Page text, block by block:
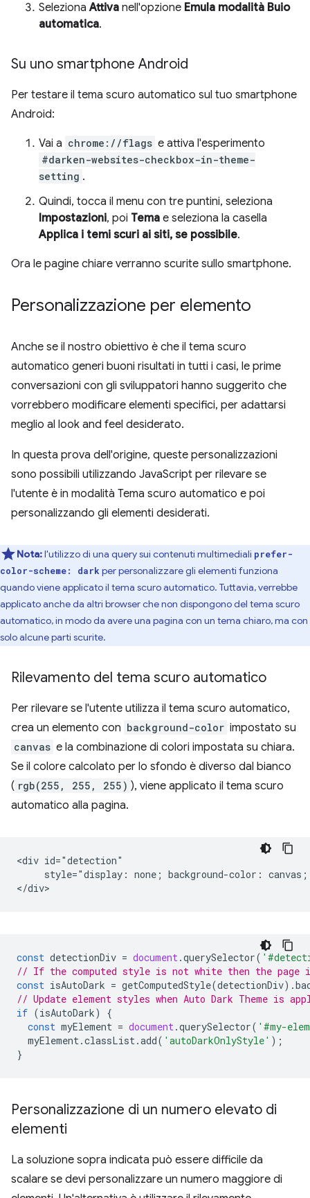
SelezionaAttiva nell'opzione Emula modalità Buio
automatica.
Su uno smartphone Android
Per testare il tema scuro automatico sul tuo smartphone
Android:
Vai a chrome://flags e attiva l'esperimento
#darken-websites-checkbox-in-theme-
setting .
Quindi, tocca il menu con tre puntini, seleziona
Impostazioni, poi Tema e seleziona la casella
Applica i temi scuri ai siti, se possibile.
Ora le pagine chiare verranno scurite sullo smartphone.
Personalizzazione per elemento
Anche se il nostro obiettivo è che il tema scuro
automatico generi buoni risultati in tutti i casi, le prime
conversazioni con gli sviluppatori hanno suggerito che
vorrebbero modificare elementi specifici, per adattarsi
meglio al look and feel desiderato.
In questa prova dell'origine, queste personalizzazioni
sono possibili utilizzando JavaScript per rilevare se
l'utente è in modalità Tema scuro automatico e poi
personalizzando gli elementi desiderati.
Nota:l'utilizzo di una query sui contenuti multimediali prefer-
color-scheme: dark per personalizzare gli elementi funziona
quando viene applicato il tema scuro automatico. Tuttavia, verrebbe
applicato anche da altri browser che non dispongono del tema scuro
automatico, in modo da avere una pagina con un tema chiaro, ma con
solo alcune parti scurite.
Rilevamento del tema scuro automatico
Per rilevare se l'utente utilizza il tema scuro automatico,
crea un elemento con background-color impostato su
canvas e la combinazione di colori impostata su chiara.
Se il colore calcolato per lo sfondo è diverso dal bianco
( rgb(255, 255, 255) ), viene applicato il tema scuro
automatico alla pagina.
<div id="detection"
style="display: none; background-color:
const detectionDiv = document.querySelector(
// If the computed style is not white then the page
const isAutoDark = getComputedStyle(detectionDiv).
// Update element styles when Auto Dark Theme is
if (isAutoDark)
{
const myElement = document.querySelector( '#my-
myElement.classList.add( 'autoDarkOnlyStyle' );
}
Personalizzazione di un numero elevato di
elementi
La soluzione sopra indicata può essere difficile da
scalare se devi personalizzare un numero maggiore di